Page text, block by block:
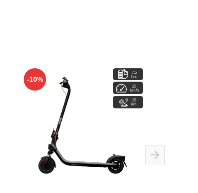
-10%
7.5
hrs
25
km/h
25
km